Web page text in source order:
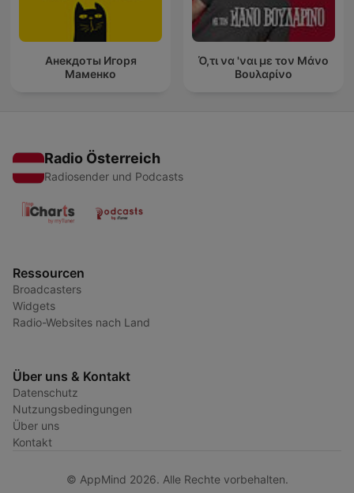
Анекдоты Игоря
Маменко
Ό,τι να 'ναι με τον Μάνο
Βουλαρίνο
Radio Österreich
Radiosender und Podcasts
Ressourcen
Broadcasters
Widgets
Radio-Websites nach Land
Über uns & Kontakt
Datenschutz
Nutzungsbedingungen
Über uns
Kontakt
© AppMind 2026. Alle Rechte vorbehalten.